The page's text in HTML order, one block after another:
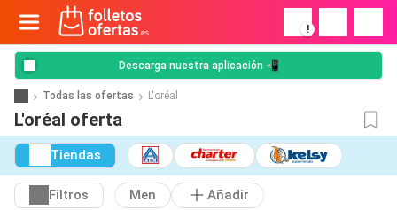
!
Descarga nuestra aplicación 📲
Todas las ofertas L'oréal
L'oréal oferta
Tiendas
Filtros Men
Añadir